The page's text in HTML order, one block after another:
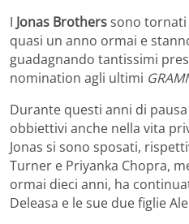
I Jonas Brotherssono tornati
quasi un anno ormai e
guadagnando tantissimi
nomination agli ultimi
Durante questi anni di
obbiettivi anche nella vita
Jonas si sono sposati,
Turner e Priyanka Chopra,
ormai dieci anni, ha
Deleasa e le sue due figlie